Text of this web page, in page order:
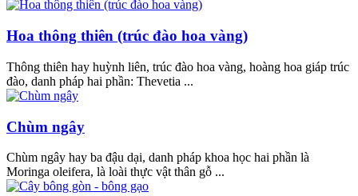
Hoa thông thiên (trúc đào hoa vàng)
Thông thiên hay huỳnh liên, trúc đào hoa vàng, hoàng hoa giáp trúc
đào, danh pháp hai phần: Thevetia ...
Chùm ngây
Chùm ngây hay ba đậu dại, danh pháp khoa học hai phần là
Moringa oleifera, là loài thực vật thân gỗ ...